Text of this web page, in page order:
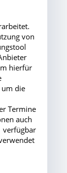
von
hierfür
um die
Termine
auch
verfügbar